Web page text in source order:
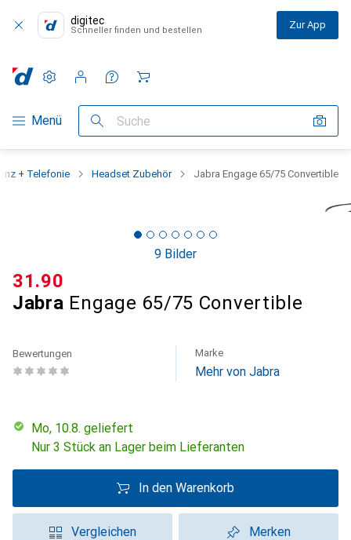
digitec
Schneller finden und bestellen Zur App
Navigation nach Kategorien
Menü Suche
Einstellungen
Kundenkonto
Vergleichslisten
Merklisten
Warenkorb
+ Telefonie Headset Zubehör Jabra Engage 65/75 Convertible
9 Bilder
Jabra Engage 65/75 Convertible
CHF
31.90
Bewertungen Marke
Mehr von Jabra
Mo, 10.8. geliefert
Nur 3 Stück an Lager beim Lieferanten
In den Warenkorb
Vergleichen Merken